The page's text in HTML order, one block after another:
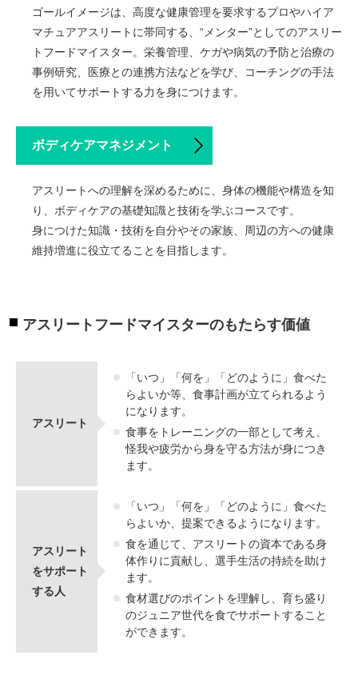
ゴールイメージは、高度な健康管理を要求するプロやハイア
マチュアアスリートに帯同する、“メンター”としてのアスリー
トフードマイスター。栄養管理、ケガや病気の予防と治療の
事例研究、医療との連携方法などを学び、コーチングの手法
を用いてサポートする力を身につけます。
ボディケアマネジメント
アスリートへの理解を深めるために、身体の機能や構造を知
り、ボディケアの基礎知識と技術を学ぶコースです。
身につけた知識・技術を自分やその家族、周辺の方への健康
維持増進に役立てることを目指します。
アスリートフードマイスターのもたらす価値
アスリート
「いつ」「何を」「どのように」食べた
らよいか等、食事計画が立てられるよう
になります。
食事をトレーニングの一部として考え、
怪我や疲労から身を守る方法が身につき
ます。
アスリート
をサポート
する人
「いつ」「何を」「どのように」食べた
らよいか、提案できるようになります。
食を通じて、アスリートの資本である身
体作りに貢献し、選手生活の持続を助け
ます。
食材選びのポイントを理解し、育ち盛り
のジュニア世代を食でサポートすること
ができます。